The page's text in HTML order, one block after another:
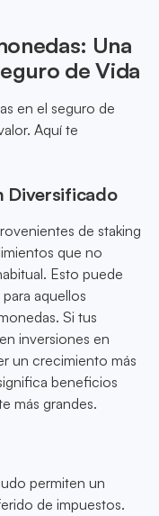
Una
de Vida
en el seguro de
Aquí te
Diversificado
de staking
que no
Esto puede
aquellos
Si tus
inversiones en
un crecimiento más
beneficios
más grandes.
permiten un
de impuestos.